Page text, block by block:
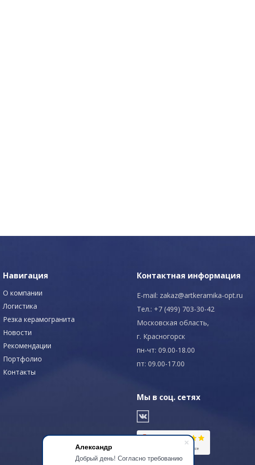
Александр
Добрый день! Согласно требованию
Навигация
О компании
Логистика
Резка керамогранита
Новости
Рекомендации
Портфолио
Контакты
Контактная информация
E-mail: zakaz@artkeramika-opt.ru
Тел.: +7 (499) 703-30-42
Московская область,
г. Красногорск
пн-чт: 09.00-18.00
пт: 09.00-17.00
Мы в соц. сетях